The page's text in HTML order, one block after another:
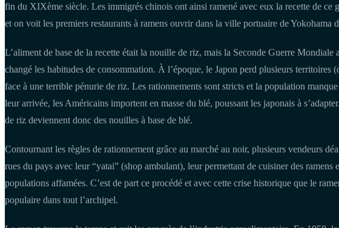
fin du XIXème siècle. Les immigrés chinois ont ainsi ramené avec eux la recette de ce
et on voit les premiers restaurants à ramens ouvrir dans la ville portuaire de Yokohama
L’aliment de base de la recette était la nouille de riz, mais la Seconde Guerre Mondiale
changé les habitudes de consommation. À l’époque, le Japon perd plusieurs territoires
face à une terrible pénurie de riz. Les rationnements sont stricts et la population
leur arrivée, les Américains importent en masse du blé, poussant les japonais à
de riz deviennent donc des nouilles à base de blé.
Contournant les règles de rationnement grâce au marché au noir, plusieurs vendeurs
rues du pays avec leur “yatai” (shop ambulant), leur permettant de cuisiner des ramens
populations affamées. C’est de part ce procédé et avec cette crise historique que le
populaire dans tout l’archipel.